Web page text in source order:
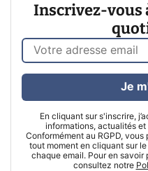
Inscrivez-vous
En cliquant sur s'inscrire,
informations, actualités
Conformément au RGPD,
tout moment en cliquant sur
chaque email. Pour en savoir
consultez notre
Je